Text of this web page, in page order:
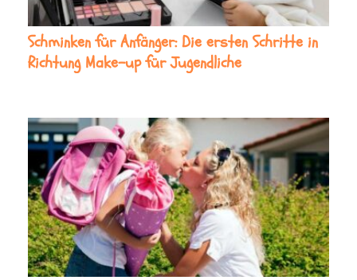
Schminken für Anfänger: Die ersten Schritte in
Richtung Make-up für Jugendliche